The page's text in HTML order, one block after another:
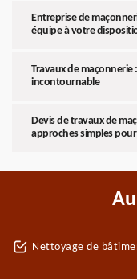
Entreprise de
équipe à votre
Travaux de
incontournable
Devis de travaux de
approches simples
Nettoyage de